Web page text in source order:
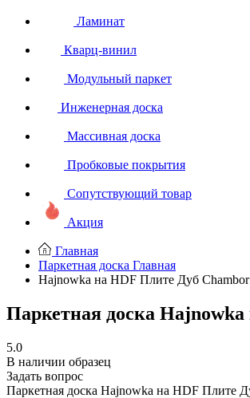
Ламинат
Кварц-винил
Модульный паркет
Инженерная доска
Массивная доска
Пробковые покрытия
Сопутствующий товар
Акция
Главная
Паркетная доска Главная
Hajnowka на HDF Плите Дуб Chambor
Паркетная доска
5.0
В наличии образец
Задать вопрос
Паркетная доска Hajnowka на HDF Плите